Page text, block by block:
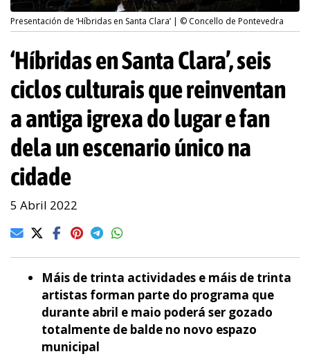
Presentación de ‘Híbridas en Santa Clara’ | © Concello de Pontevedra
‘Híbridas en Santa Clara’, seis
ciclos culturais que reinventan
a antiga igrexa do lugar e fan
dela un escenario único na
cidade
5 Abril 2022
Máis de trinta actividades e máis de trinta
artistas forman parte do programa que
durante abril e maio poderá ser gozado
totalmente de balde no novo espazo
municipal